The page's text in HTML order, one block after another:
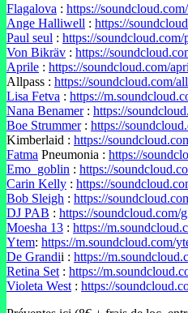
Flagalova : https://
Ange Halliwell : https://
Paul seul : https://soundcloud.com/
Von Bikräv : https://
Aprile : https://soundcloud.com/
Allpass : https://soundcloud.com/
Lisa Fetva : https://
Nana Benamer: https://
Boe Strummer: https://
Kimberlaid : https://
Fatma Pneumonia : https://
Emo_goblin : https://
Carin Kelly : https://
Bob Sleigh : https://
DJ PAB : https://soundcloud.com/
Moesha 13 : https://
Ytem: https://m.soundcloud.com/
De Grandii : https://
Retina Set : https://
Violeta West : https://